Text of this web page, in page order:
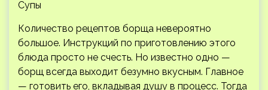
Супы
Количество рецептов борща невероятно
большое. Инструкций по приготовлению этого
блюда просто не счесть. Но известно одно —
борщ всегда выходит безумно вкусным. Главное
— готовить его, вкладывая душу в процесс. Тогда